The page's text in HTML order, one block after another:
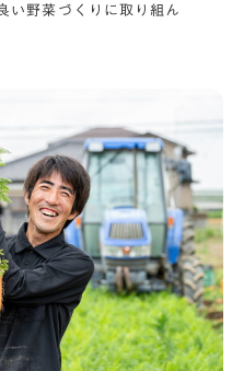
い野菜づくりに取り組ん